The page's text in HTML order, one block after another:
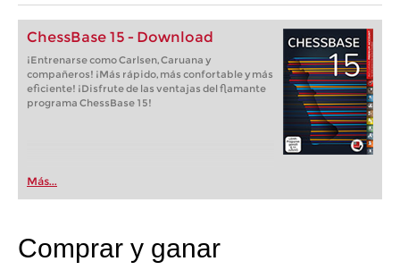
ChessBase 15 - Download
¡Entrenarse como Carlsen, Caruana y
compañeros! ¡Más rápido, más confortable y más
eficiente! ¡Disfrute de las ventajas del flamante
programa ChessBase 15!
Más...
Comprar y ganar